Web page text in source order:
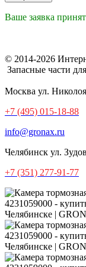
Ваше заявка
© 2014-2026
Запасные части
Москва ул.
+7 (495) 015-18-88
info@gronax.ru
Челябинск ул.
+7 (351) 277-91-77